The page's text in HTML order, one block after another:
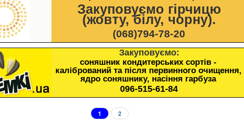
Закуповуємо гірчицю
(жовту, білу, чорну).
(068)794-78-20
Закуповуємо:
соняшник кондитерських сортів -
калібрований та після первинного очищення,
ядро соняшнику, насіння гарбуза
096-515-61-84
1 2